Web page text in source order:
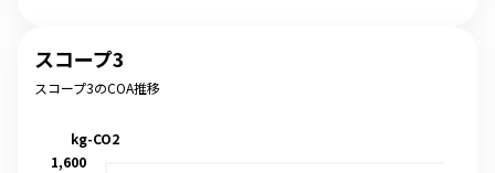
スコープ3
スコープ3のCOA推移
1,600
kg-CO2